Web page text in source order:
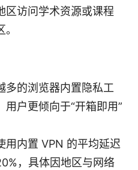
区访问学术资源或课程
多的浏览器内置隐私工
户更倾向于“开箱即用”
用内置 VPN 的平均延迟
，具体因地区与网络